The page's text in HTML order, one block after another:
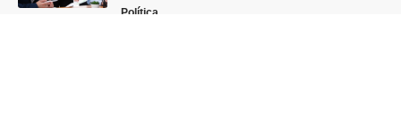
Política